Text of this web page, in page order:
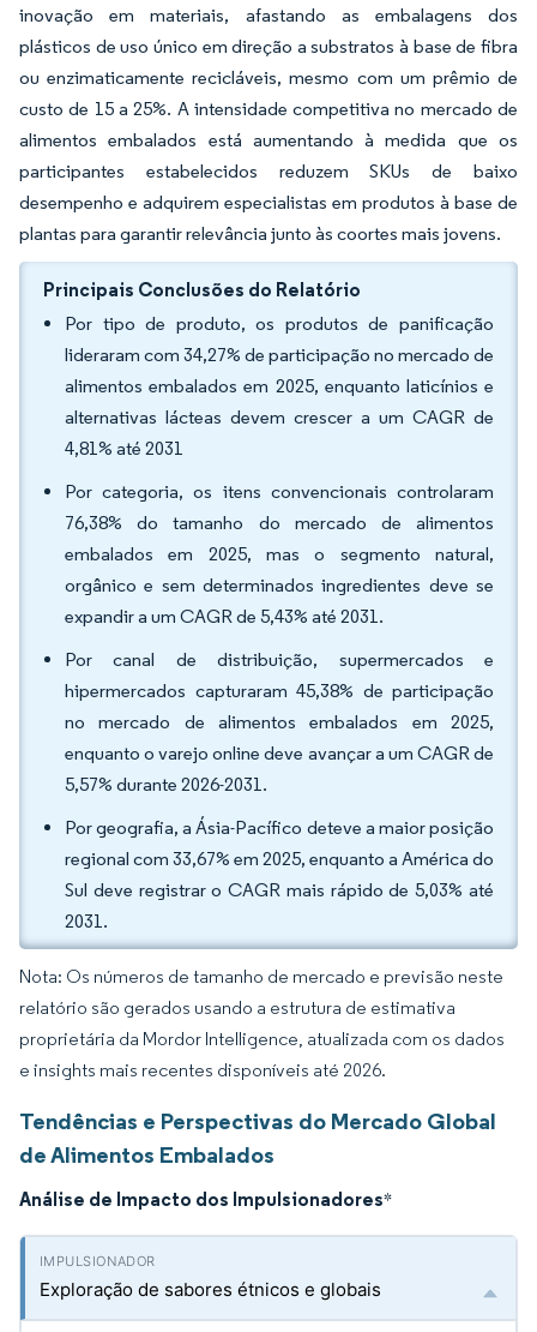
inovação em materiais, afastando as embalagens dos
plásticos de uso único em direção a substratos à base de fibra
ou enzimaticamente recicláveis, mesmo com um prêmio de
custo de 15 a 25%. A intensidade competitiva no mercado de
alimentos embalados está aumentando à medida que os
participantes estabelecidos reduzem SKUs de baixo
desempenho e adquirem especialistas em produtos à base de
plantas para garantir relevância junto às coortes mais jovens.
Principais Conclusões do Relatório
Por tipo de produto, os produtos de panificação
lideraram com 34,27% de participação no mercado de
alimentos embalados em 2025, enquanto laticínios e
alternativas lácteas devem crescer a um CAGR de
4,81% até 2031
Por categoria, os itens convencionais controlaram
76,38% do tamanho do mercado de alimentos
embalados em 2025, mas o segmento natural,
orgânico e sem determinados ingredientes deve se
expandir a um CAGR de 5,43% até 2031.
Por canal de distribuição, supermercados e
hipermercados capturaram 45,38% de participação
no mercado de alimentos embalados em 2025,
enquanto o varejo online deve avançar a um CAGR de
5,57% durante 2026-2031.
Por geografia, a Ásia-Pacífico deteve a maior posição
regional com 33,67% em 2025, enquanto a América do
Sul deve registrar o CAGR mais rápido de 5,03% até
2031.
Nota: Os números de tamanho de mercado e previsão neste
relatório são gerados usando a estrutura de estimativa
proprietária da Mordor Intelligence, atualizada com os dados
e insights mais recentes disponíveis até 2026.
Tendências e Perspectivas do Mercado Global
de Alimentos Embalados
Análise de Impacto dos Impulsionadores*
Exploração de sabores étnicos e globais